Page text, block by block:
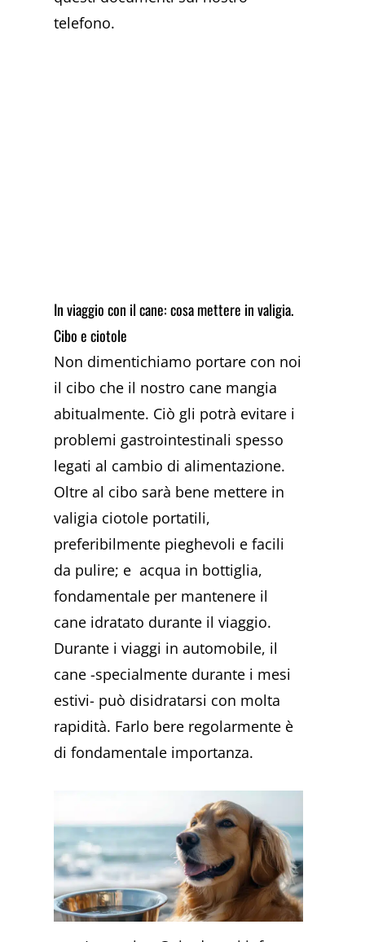
telefono.
In viaggio con il cane: cosa mettere in valigia.
Cibo e ciotole
Non dimentichiamo portare con noi
il cibo che il nostro cane mangia
abitualmente. Ciò gli potrà evitare i
problemi gastrointestinali spesso
legati al cambio di alimentazione.
Oltre al cibo sarà bene mettere in
valigia ciotole portatili,
preferibilmente pieghevoli e facili
da pulire; e acqua in bottiglia,
fondamentale per mantenere il
cane idratato durante il viaggio.
Durante i viaggi in automobile, il
cane -specialmente durante i mesi
estivi- può disidratarsi con molta
rapidità. Farlo bere regolarmente è
di fondamentale importanza.